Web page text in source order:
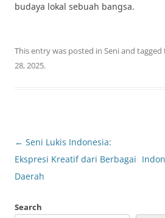
budaya lokal sebuah bangsa.
This entry was posted in Seniand tagged
28, 2025.
Post
navigation
← Seni Lukis Indonesia:
Ekspresi Kreatif dari Berbagai
Daerah
Search